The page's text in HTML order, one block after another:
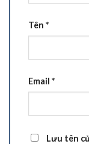
Tên *
Email *
Lưu tên